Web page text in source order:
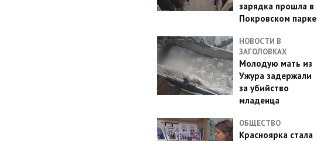
зарядка прошла в
Покровском парке
НОВОСТИ В
ЗАГОЛОВКАХ
Молодую мать из
Ужура задержали
за убийство
младенца
ОБЩЕСТВО
Красноярка стала